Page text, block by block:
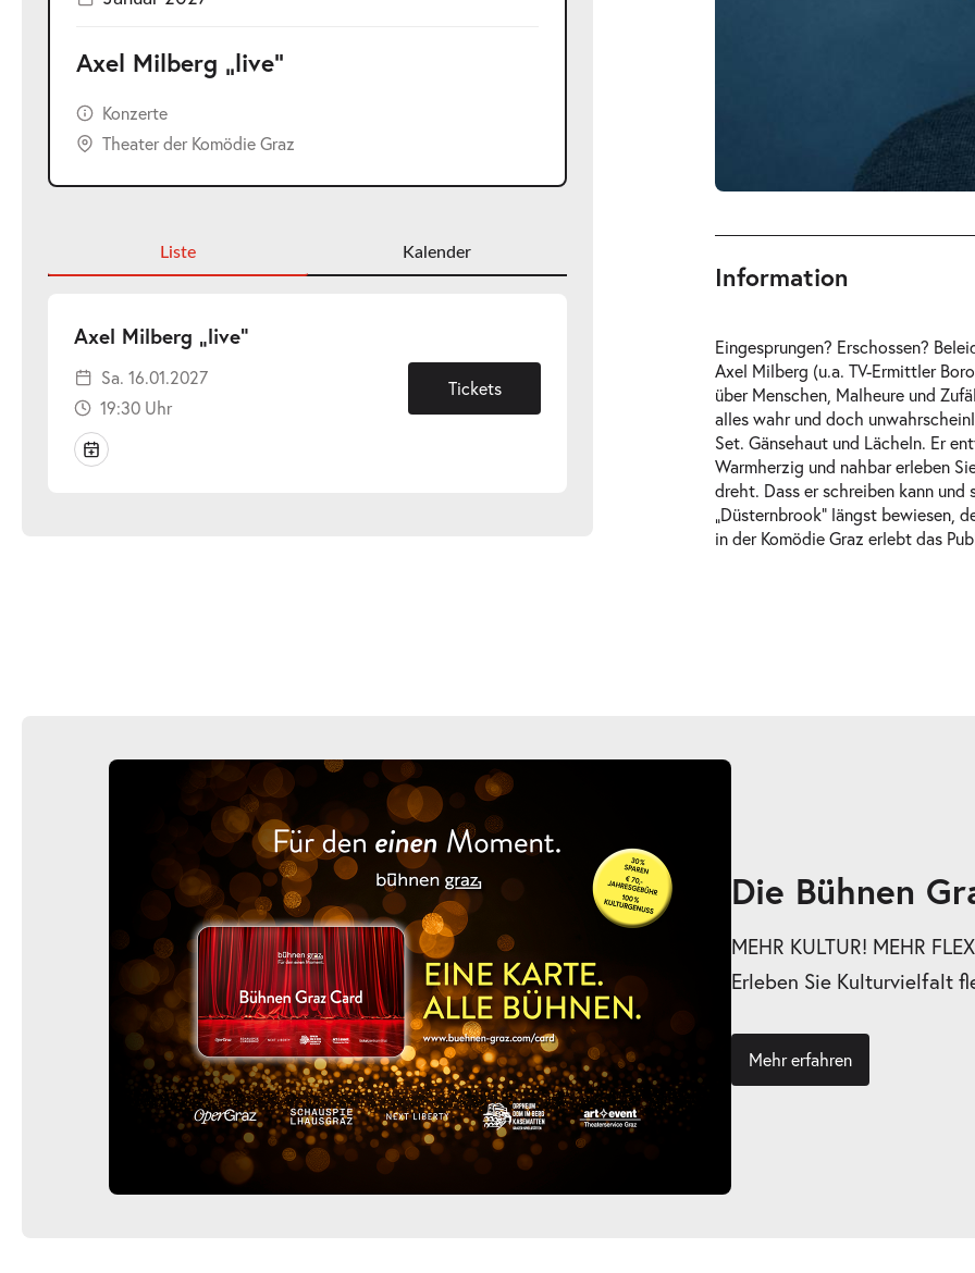
Axel Milberg „live“
Konzerte
Theater der Komödie Graz
Liste Kalender
Axel Milberg „live“
Sa. 16.01.2027
19:30 Uhr
Tickets
Information
Eingesprungen? Erschossen?
Axel Milberg (u.a. TV-Ermittler
über Menschen, Malheure und
alles wahr und doch
Set. Gänsehaut und Lächeln. Er
Warmherzig und nahbar erleben
dreht. Dass er schreiben kann
„Düsternbrook“ längst bewiesen,
in der Komödie Graz erlebt das
Die Bühnen
MEHR KULTUR! MEHR
Erleben Sie Kulturvielfalt
Mehr erfahren